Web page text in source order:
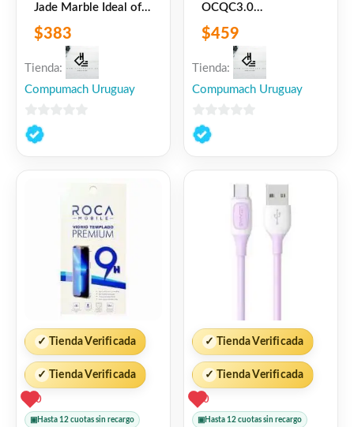
Jade Marble Ideal of
$383
Tienda:
Compumach Uruguay
0
de
OCQC3.0
$459
Tienda:
Compumach Uruguay
0
de
✓ Tienda Verificada
✓ Tienda Verificada
0
▣ Hasta 12 cuotas sin recargo
✓ Tienda Verificada
✓ Tienda Verificada
0
▣ Hasta 12 cuotas sin recargo